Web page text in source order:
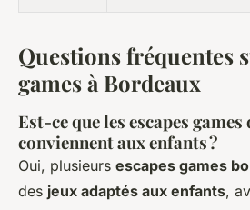
Questions fréquentes
games à Bordeaux
Est-ce que les escapes
conviennent aux enfants ?
Oui, plusieurs escapes games
des jeux adaptés aux enfants,